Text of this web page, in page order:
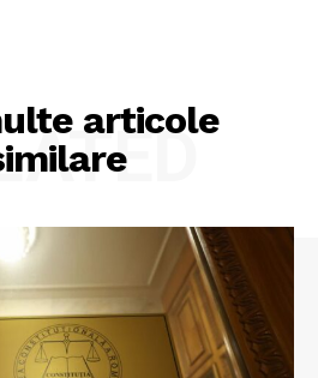
articole